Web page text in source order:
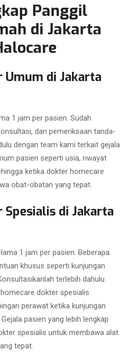
Panggil
di Jakarta
Umum di Jakarta
1 jam per pasien. Sudah
dan pemeriksaan tanda-
dengan team kami terkait gejala
pasien seperti usia, riwayat
ketika dokter homecare
obat-obatan yang tepat.
di Jakarta
1 jam per pasien. Beberapa
khusus seperti kunjungan
terlebih dahulu
dokter spesialis
perawat ketika kunjungan
pasien yang lebih lengkap
spesialis untuk membawa alat
tepat.